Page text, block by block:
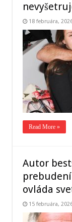
18 februára,
Read More »
Autor
ovláda
15 februára,